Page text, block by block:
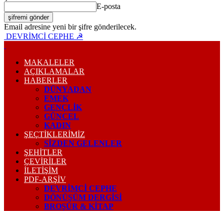
E-posta
Email adresine yeni bir şifre gönderilecek.
DEVRİMCİ CEPHE ☭
MAKALELER
AÇIKLAMALAR
HABERLER
DÜNYADAN
EMEK
GENÇLİK
GÜNCEL
KADIN
ŞEÇTİKLERİMİZ
SİZDEN GELENLER
ŞEHİTLER
ÇEVİRİLER
İLETİŞİM
PDF-ARŞIV
DEVRIMCI CEPHE
DÖNÜŞÜM DERGISI
BROŞÜR & KİTAP